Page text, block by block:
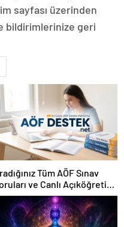
sayfası üzerinden
bildirimlerinize geri
Tüm AÖF Sınav
ve Canlı Açıköğretim
Burada